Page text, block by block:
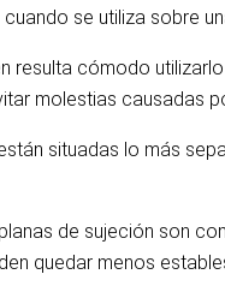
se utiliza sobre
resulta cómodo
molestias causadas
situadas lo más
de sujeción son
quedar menos